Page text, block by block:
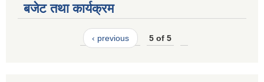
बजेट तथा कार्यक्रम
‹ previous 5 of 5